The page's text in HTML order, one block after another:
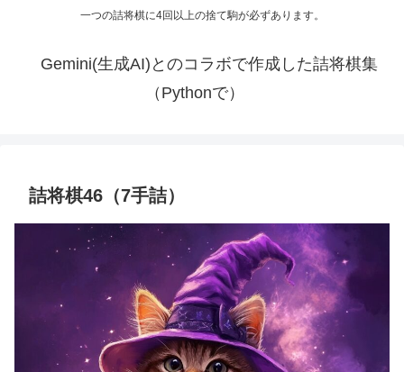
一つの詰将棋に4回以上の捨て駒が必ずあります。
Gemini(生成AI)とのコラボで作成した詰将棋集
（Pythonで）
詰将棋46（7手詰）